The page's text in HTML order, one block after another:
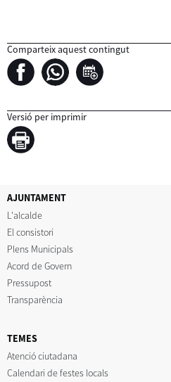
Comparteix aquest contingut
Versió per imprimir
AJUNTAMENT
L'alcalde
El consistori
Plens Municipals
Acord de Govern
Pressupost
Transparència
TEMES
Atenció ciutadana
Calendari de festes locals